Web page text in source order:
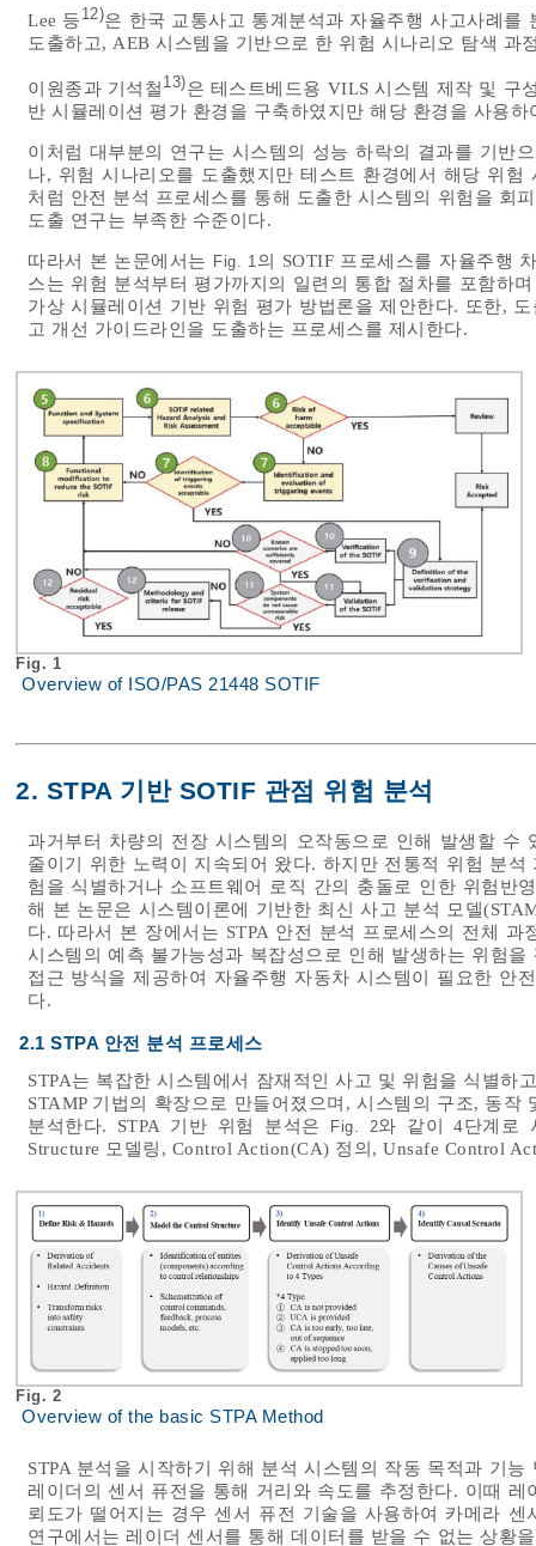
Lee 등 12)은 한국 교통사고 통계분석과 자율주행 사고사례
도출하고, AEB 시스템을 기반으로 한 위험 시나리오 탐색 과
이원종과 기석철 13)은 테스트베드용 VILS 시스템 제작 및 구
반 시뮬레이션 평가 환경을 구축하였지만 해당 환경을 사용
이처럼 대부분의 연구는 시스템의 성능 하락의 결과를 기반
나, 위험 시나리오를 도출했지만 테스트 환경에서 해당 위
처럼 안전 분석 프로세스를 통해 도출한 시스템의 위험을 회
도출 연구는 부족한 수준이다.
따라서 본 논문에서는 Fig. 1 의 SOTIF 프로세스를 자율주행
스는 위험 분석부터 평가까지의 일련의 통합 절차를 포함하
가상 시뮬레이션 기반 위험 평가 방법론을 제안한다. 또한,
고 개선 가이드라인을 도출하는 프로세스를 제시한다.
Fig. 1
Overview of ISO/PAS 21448 SOTIF
2. STPA 기반 SOTIF 관점 위험 분석
과거부터 차량의 전장 시스템의 오작동으로 인해 발생할 수
줄이기 위한 노력이 지속되어 왔다. 하지만 전통적 위험 분
험을 식별하거나 소프트웨어 로직 간의 충돌로 인한 위험반
해 본 논문은 시스템이론에 기반한 최신 사고 분석 모델
다. 따라서 본 장에서는 STPA 안전 분석 프로세스의 전체
시스템의 예측 불가능성과 복잡성으로 인해 발생하는 위험
접근 방식을 제공하여 자율주행 자동차 시스템이 필요한 안
다.
2.1 STPA 안전 분석 프로세스
STPA는 복잡한 시스템에서 잠재적인 사고 및 위험을 식별
STAMP 기법의 확장으로 만들어졌으며, 시스템의 구조, 동
분석한다. STPA 기반 위험 분석은
Fig. 2와 같이 4단계로
Structure 모델링, Control Action(CA) 정의, Unsafe Control
Fig. 2
Overview of the basic STPA Method
STPA 분석을 시작하기 위해 분석 시스템의 작동 목적과 기
레이더의 센서 퓨전을 통해 거리와 속도를 추정한다. 이때
뢰도가 떨어지는 경우 센서 퓨전 기술을 사용하여 카메라
연구에서는 레이더 센서를 통해 데이터를 받을 수 없는 상황